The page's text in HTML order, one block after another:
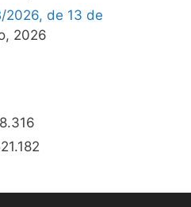
2026, de 13 de
2026